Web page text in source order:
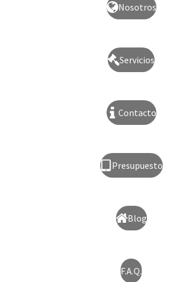
Nosotros
Servicios
Contacto
Presupuesto
Blog
F.A.Q.